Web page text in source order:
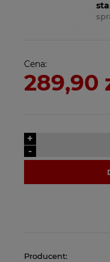
Cena nie
Cena:
289,90
-
+
Producent: